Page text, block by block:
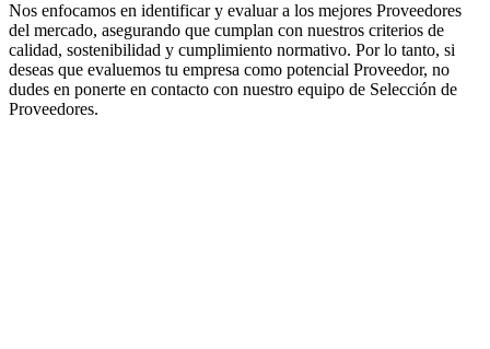
Nos enfocamos en identificar y evaluar a los mejores Proveedores
del mercado, asegurando que cumplan con nuestros criterios de
calidad, sostenibilidad y cumplimiento normativo. Por lo tanto, si
deseas que evaluemos tu empresa como potencial Proveedor, no
dudes en ponerte en contacto con nuestro equipo de Selección de
Proveedores.